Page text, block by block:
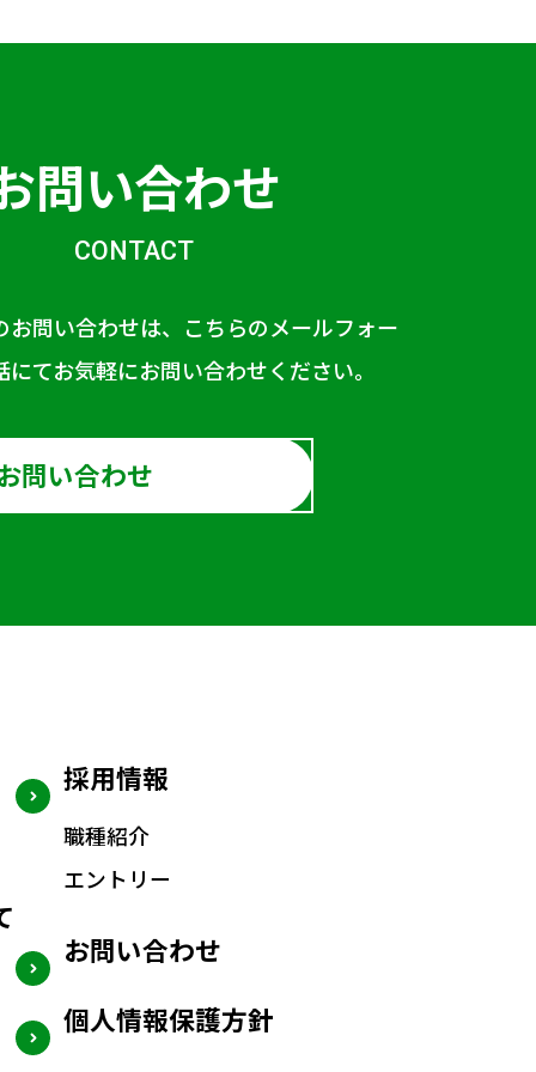
問い合わせ
CONTACT
お問い合わせは、こちらのメールフォー
てお気軽にお問い合わせください。
問い合わせ
採用情報
職種紹介
エントリー
お問い合わせ
個人情報保護方針